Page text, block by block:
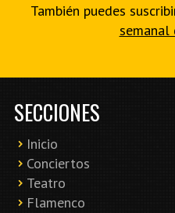
También puedes
semanal
SECCIONES
Inicio
Conciertos
Teatro
Flamenco